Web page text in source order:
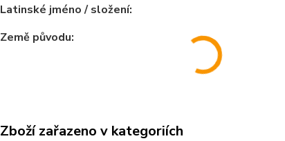
Latinské jméno / složení:
Země původu:
Zboží zařazeno v kategoriích